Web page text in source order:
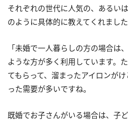
それぞれの世代に人気の、あるい
のように具体的に教えてくれました
「未婚で一人暮らしの方の場合は
ような方が多く利用しています。
てもらって、溜まったアイロンが
った需要が多いですね。
既婚でお子さんがいる場合は、子